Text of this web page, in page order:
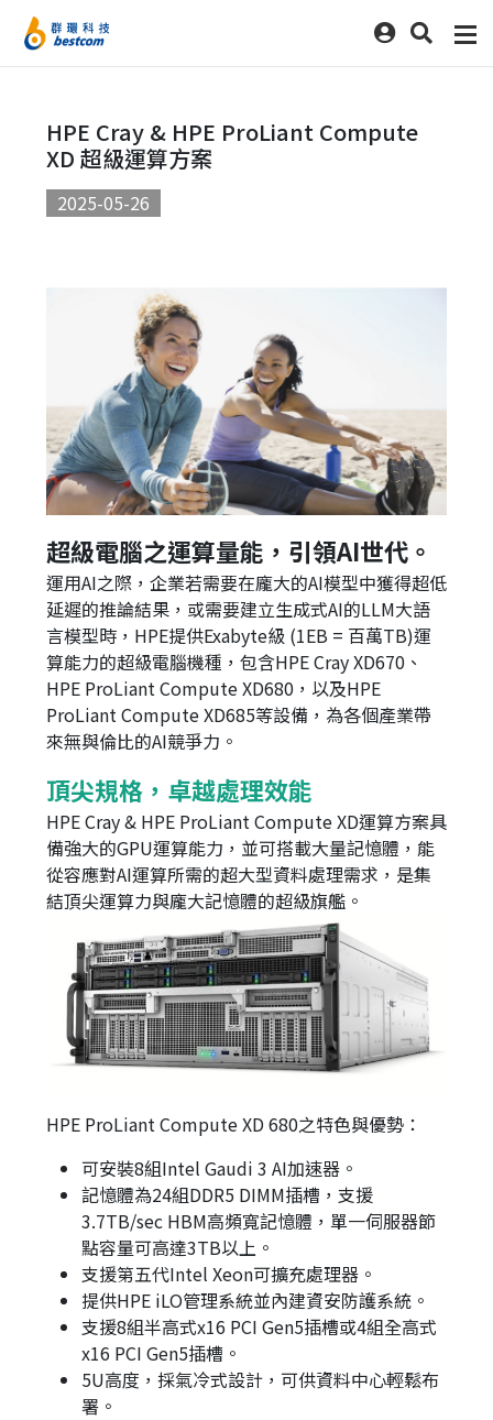
HPE Cray & HPE ProLiant Compute
XD 超級運算方案
2025-05-26
超級電腦之運算量能，引領AI世代。
運用AI之際，企業若需要在龐大的AI模型中獲得超低
延遲的推論結果，或需要建立生成式AI的LLM大語
言模型時，HPE提供Exabyte級 (1EB = 百萬TB)運
算能力的超級電腦機種，包含HPE Cray XD670、
HPE ProLiant Compute XD680，以及HPE
ProLiant Compute XD685等設備，為各個產業帶
來無與倫比的AI競爭力。
頂尖規格，卓越處理效能
HPE Cray & HPE ProLiant Compute XD運算方案具
備強大的GPU運算能力，並可搭載大量記憶體，能
從容應對AI運算所需的超大型資料處理需求，是集
結頂尖運算力與龐大記憶體的超級旗艦。
HPE ProLiant Compute XD 680之特色與優勢：
可安裝8組Intel Gaudi 3 AI加速器。
記憶體為24組DDR5 DIMM插槽，支援
3.7TB/sec HBM高頻寬記憶體，單一伺服器節
點容量可高達3TB以上。
支援第五代Intel Xeon可擴充處理器。
提供HPE iLO管理系統並內建資安防護系統。
支援8組半高式x16 PCI Gen5插槽或4組全高式
x16 PCI Gen5插槽。
5U高度，採氣冷式設計，可供資料中心輕鬆布
署。